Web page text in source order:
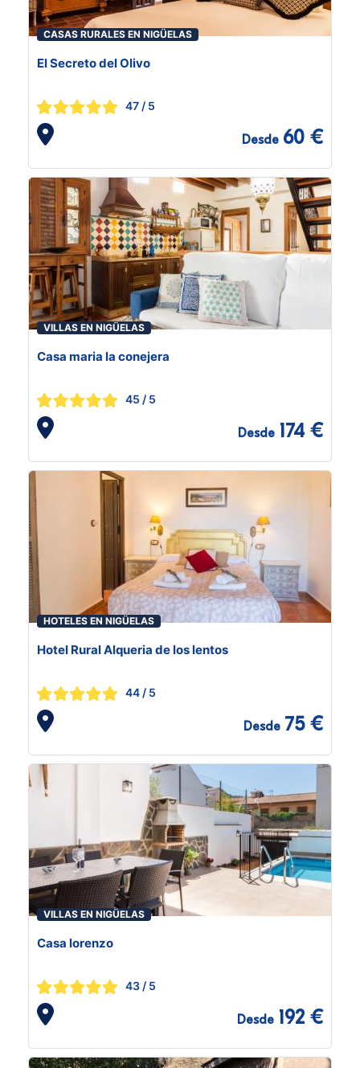
CASAS RURALES EN NIGÜELAS
El Secreto del Olivo
47 / 5
Desde 60 €
VILLAS EN NIGÜELAS
Casa maria la conejera
45 / 5
Desde 174 €
HOTELES EN NIGÜELAS
Hotel Rural Alqueria de los lentos
44 / 5
Desde 75 €
VILLAS EN NIGÜELAS
Casa lorenzo
43 / 5
Desde 192 €